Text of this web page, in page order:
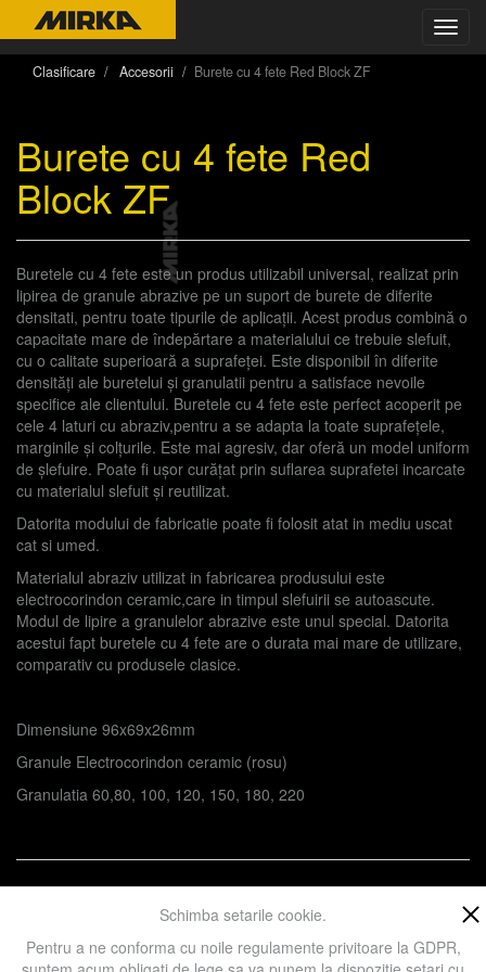
Clasificare Accesorii Burete cu 4 fete Red Block ZF
Burete cu 4 fete Red
Block ZF
Buretele cu 4 fete este un produs utilizabil universal, realizat prin
lipirea de granule abrazive pe un suport de burete de diferite
densitati, pentru toate tipurile de aplicații. Acest produs combină o
capacitate mare de îndepărtare a materialului ce trebuie slefuit,
cu o calitate superioară a suprafeței. Este disponibil în diferite
densități ale buretelui și granulatii pentru a satisface nevoile
specifice ale clientului. Buretele cu 4 fete este perfect acoperit pe
cele 4 laturi cu abraziv,pentru a se adapta la toate suprafețele,
marginile și colțurile. Este mai agresiv, dar oferă un model uniform
de șlefuire. Poate fi ușor curățat prin suflarea suprafetei incarcate
cu materialul slefuit și reutilizat.
Datorita modului de fabricatie poate fi folosit atat in mediu uscat
cat si umed.
Materialul abraziv utilizat in fabricarea produsului este
electrocorindon ceramic,care in timpul slefuirii se autoascute.
Modul de lipire a granulelor abrazive este unul special. Datorita
acestui fapt buretele cu 4 fete are o durata mai mare de utilizare,
comparativ cu produsele clasice.
Dimensiune 96x69x26mm
Granule Electrocorindon ceramic (rosu)
Granulatia 60,80, 100, 120, 150, 180, 220
Prezent in categoriile:Accesorii
Schimba setarile cookie.
Pentru a ne conforma cu noile regulamente privitoare la GDPR,